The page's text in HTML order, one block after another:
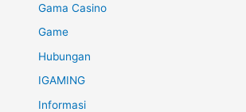
Gama Casino
Game
Hubungan
IGAMING
Informasi